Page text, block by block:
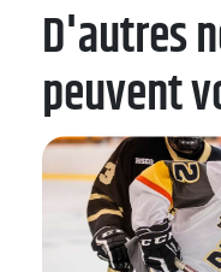
D'autres
peuvent